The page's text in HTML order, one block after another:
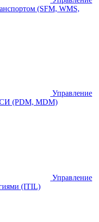
(SFM, WMS,
Управление
(PDM, MDM)
Управление
(ITIL)